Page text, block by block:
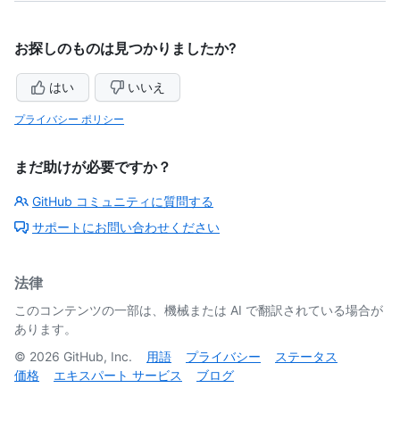
お探しのものは見つかりましたか?
はい いいえ
プライバシー ポリシー
まだ助けが必要ですか？
GitHub コミュニティに質問する
サポートにお問い合わせください
法律
このコンテンツの一部は、機械または AI で翻訳されている場合が
あります。
© 2026 GitHub, Inc. 用語 プライバシー
ステータス
価格
エキスパート サービス ブログ